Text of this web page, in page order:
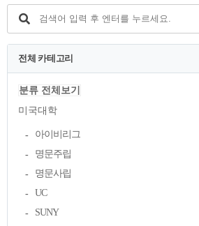
전체 카테고리
분류 전체보기
미국대학
아이비리그
명문주립
명문사립
UC
SUNY